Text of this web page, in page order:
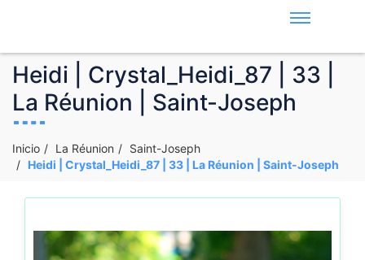
Heidi | Crystal_Heidi_87 | 33 |
La Réunion | Saint-Joseph
Inicio La Réunion
Saint-Joseph
Heidi | Crystal_Heidi_87 | 33 | La Réunion | Saint-Joseph